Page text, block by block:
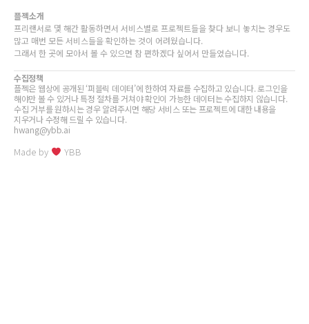
플젝소개
프리랜서로 몇 해간 활동하면서 서비스별로 프로젝트들을 찾다 보니 놓치는 경우도
많고 매번 모든 서비스들을 확인하는 것이 어려웠습니다.
그래서 한 곳에 모아서 볼 수 있으면 참 편하겠다 싶어서 만들었습니다.
수집정책
플젝은 웹상에 공개된 ‘퍼블릭 데이터’에 한하여 자료를 수집하고 있습니다. 로그인을
해야만 볼 수 있거나 특정 절차를 거쳐야 확인이 가능한 데이터는 수집하지 않습니다.
수집 거부를 원하시는 경우 알려주시면 해당 서비스 또는 프로젝트에 대한 내용을
지우거나 수정해 드릴 수 있습니다.
hwang@ybb.ai
Made by YBB